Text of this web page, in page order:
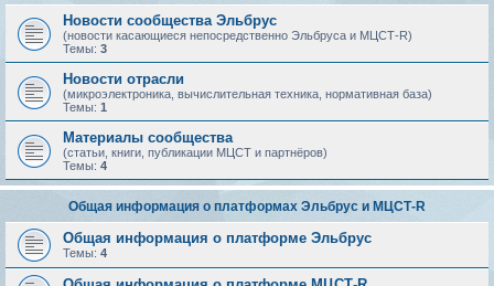
Новости сообщества Эльбрус
(новости касающиеся непосредственно Эльбруса и МЦСТ-R)
Темы: 3
Новости отрасли
(микроэлектроника, вычислительная техника, нормативная база)
Темы: 1
Материалы сообщества
(статьи, книги, публикации МЦСТ и партнёров)
Темы: 4
Общая информация о платформах Эльбрус и МЦСТ-R
Общая информация о платформе Эльбрус
Темы: 4